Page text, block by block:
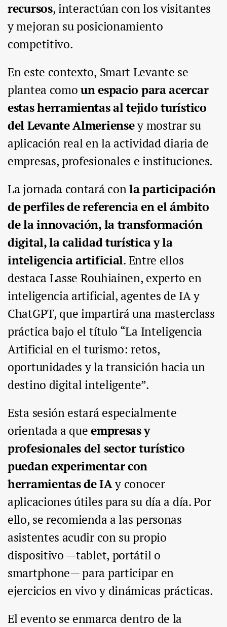
recursos, interactúan con los visitantes
y mejoran su posicionamiento
competitivo.
En este contexto, Smart Levante se
plantea comoun espacio para acercar
estas herramientas al tejido turístico
del Levante Almeriensey mostrar su
aplicación real en la actividad diaria de
empresas, profesionales e instituciones.
La jornada contará conla participación
de perfiles de referencia en el ámbito
de la innovación, la transformación
digital, la calidad turística y la
inteligencia artificial. Entre ellos
destaca Lasse Rouhiainen, experto en
inteligencia artificial, agentes de IA y
ChatGPT, que impartirá una masterclass
práctica bajo el título “La Inteligencia
Artificial en el turismo: retos,
oportunidades y la transición hacia un
destino digital inteligente”.
Esta sesión estará especialmente
orientada a queempresas y
profesionales del sector turístico
puedan experimentar con
herramientas de IAy conocer
aplicaciones útiles para su día a día. Por
ello, se recomienda a las personas
asistentes acudir con su propio
dispositivo —tablet, portátil o
smartphone— para participar en
ejercicios en vivo y dinámicas prácticas.
El evento se enmarca dentro de la